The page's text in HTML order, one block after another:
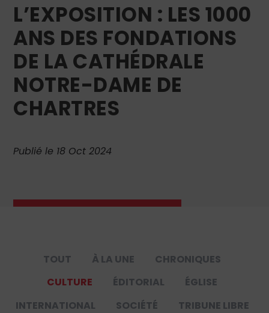
L’EXPOSITION : LES 1000
ANS DES FONDATIONS
DE LA CATHÉDRALE
NOTRE-DAME DE
CHARTRES
Publié le 18 Oct 2024
TOUT À LA UNE
CHRONIQUES
CULTURE
ÉDITORIAL
ÉGLISE
INTERNATIONAL
SOCIÉTÉ TRIBUNE LIBRE